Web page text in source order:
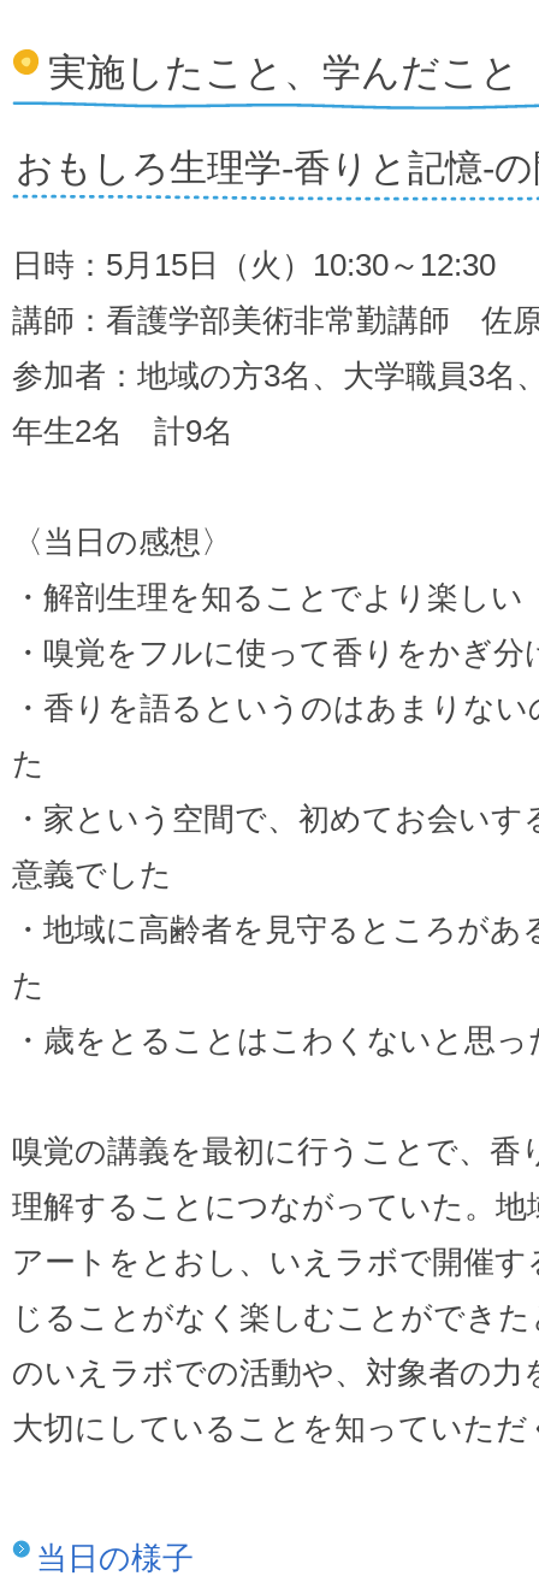
実施したこと、学んだこと
おもしろ生理学‐香りと記憶‐
日時：5月15日（火）10:30～12:30
講師：看護学部美術非常勤講師 佐
参加者：地域の方3名、大学職員3名
年生2名 計9名
〈当日の感想〉
・解剖生理を知ることでより楽しい
・嗅覚をフルに使って香りをかぎ
・香りを語るというのはあまりな
た
・家という空間で、初めてお会い
意義でした
・地域に高齢者を見守るところが
た
・歳をとることはこわくないと思っ
嗅覚の講義を最初に行うことで、香
理解することにつながっていた。地
アートをとおし、いえラボで開催
じることがなく楽しむことができ
のいえラボでの活動や、対象者の
大切にしていることを知っていた
当日の様子